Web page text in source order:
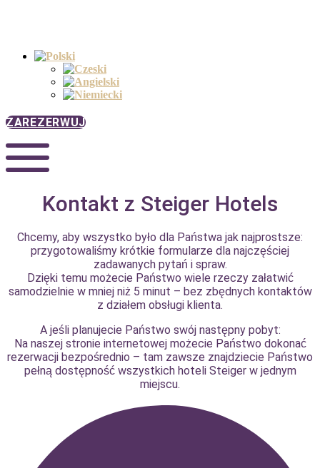
ZAREZERWUJ
Kontakt z Steiger Hotels
Chcemy, aby wszystko było dla Państwa jak najprostsze:
przygotowaliśmy krótkie formularze dla najczęściej
zadawanych pytań i spraw.
Dzięki temu możecie Państwo wiele rzeczy załatwić
samodzielnie w mniej niż 5 minut – bez zbędnych kontaktów
z działem obsługi klienta.
A jeśli planujecie Państwo swój następny pobyt:
Na naszej stronie internetowej możecie Państwo dokonać
rezerwacji bezpośrednio – tam zawsze znajdziecie Państwo
pełną dostępność wszystkich hoteli Steiger w jednym
miejscu.